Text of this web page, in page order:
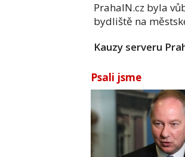
PrahaIN.cz byla
bydliště na
Kauzy serveru
Psali jsme